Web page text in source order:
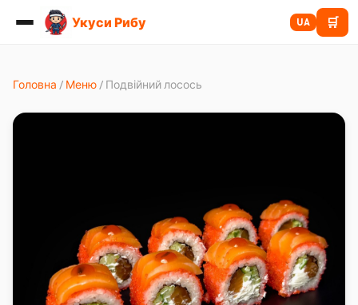
Укуси Рибу UA 🛒
Головна / Меню/ Подвійний лосось